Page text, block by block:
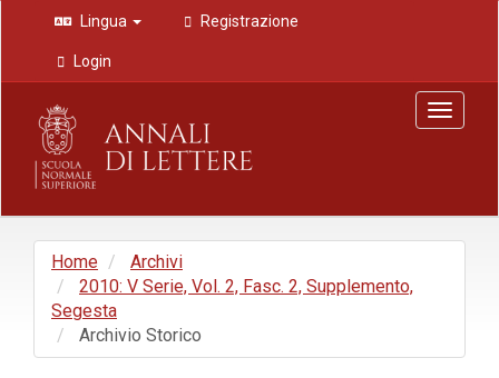
Navigazione
principale
Contenuto
principale
Barra
laterale
Lingua Registrazione
Login
Toggle
Home
Archivi
2010: V Serie, Vol. 2, Fasc. 2, Supplemento,
Segesta
Archivio Storico